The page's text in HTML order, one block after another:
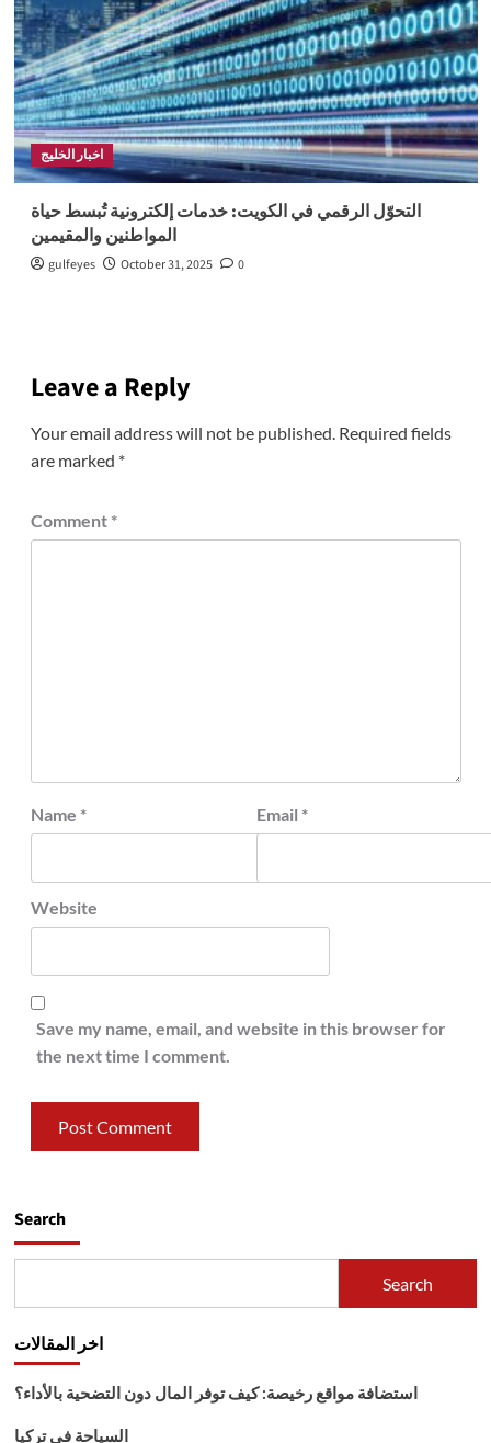
اخبار الخليج
التحوّل الرقمي في الكويت: خدمات إلكترونية تُبسط حياة
المواطنين والمقيمين
gulfeyes October 31, 2025 0
Leave a Reply
Your email address will not be published. Required fields
are marked *
Comment *
Name * Email *
Website
Save my name, email, and website in this browser for
the next time I comment.
Search
Search
اخر المقالات
استضافة مواقع رخيصة: كيف توفر المال دون التضحية بالأداء؟
السياحة في تركيا